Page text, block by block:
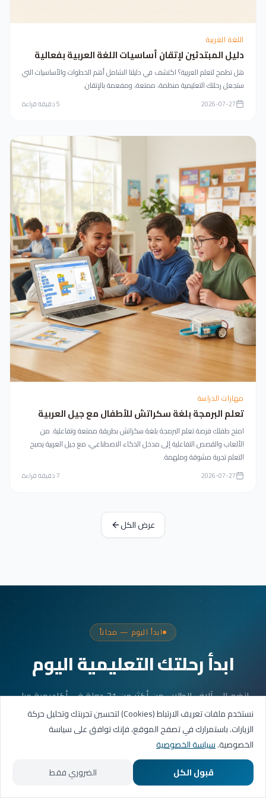
اللغة العربية
دليل المبتدئين لإتقان أساسيات اللغة العربية بفعالية
هل تطمح لتعلم العربية؟ اكتشف في دليلنا الشامل أهم الخطوات والأساسيات التي
ستجعل رحلتك التعليمية منظمة، ممتعة، ومفعمة بالإتقان.
2026-07-27
5دقيقة قراءة
مهارات الدراسة
تعلم البرمجة بلغة سكراتش للأطفال مع جيل العربية
امنح طفلك فرصة تعلم البرمجة بلغة سكراتش بطريقة ممتعة وتفاعلية. من
الألعاب والقصص التفاعلية إلى مدخل الذكاء الاصطناعي، مع جيل العربية يصبح
التعلم تجربة مشوقة وملهمة.
2026-07-27
7دقيقة قراءة
عرض الكل
ابدأ اليوم — مجاناً
ابدأ رحلتك التعليمية اليوم
انضم إلى آلاف الطلاب من أكثر من 31 دولة في أكاديمية جيل
العربية. جلستك الأولى مجانية.
احجز حصتك التجريبية
تواصل عبر واتساب
الرئيسية المسارات التعليمية
نستخدم ملفات تعريف الارتباط (Cookies) لتحسين تجربتك وتحليل حركة
الزيارات. باستمرارك في تصفح الموقع، فإنك توافق على سياسة
الخصوصية.سياسة الخصوصية
قبول الكل
الضروري فقط